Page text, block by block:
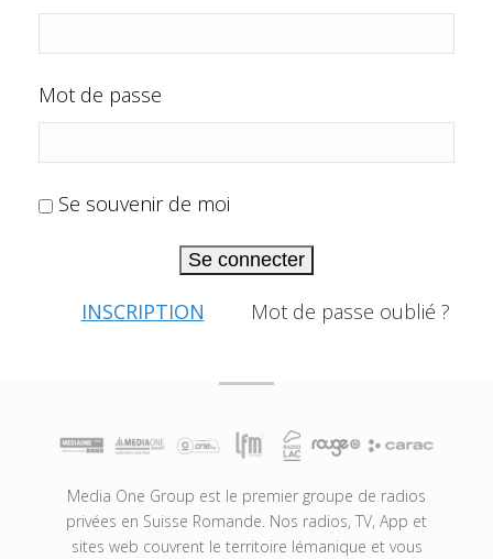
Mot de passe
Se souvenir de moi
Se connecter
INSCRIPTION Mot de passe oublié ?
Media One Group est le premier groupe de radios
privées en Suisse Romande. Nos radios, TV, App et
sites web couvrent le territoire lémanique et vous